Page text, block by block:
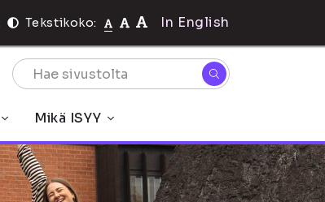
Tekstikoko: In English
Mikä ISYY